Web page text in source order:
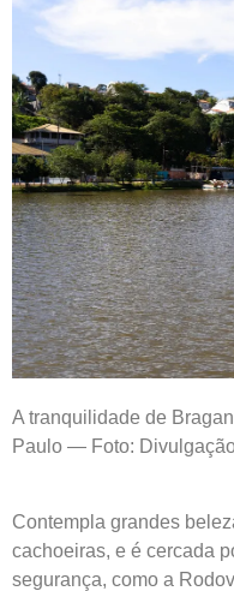
A tranquilidade de
Paulo — Foto:
Contempla grandes
cachoeiras, e é cercada
segurança, como a